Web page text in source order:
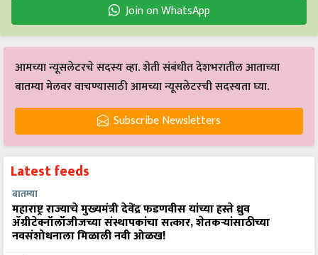
Join on WhatsApp
आमच्या न्यूसलेटरचे सदस्य व्हा. शेती संबंधीत देशभरातील आताच्या
बातम्या मेलवर वाचण्यासाठी आमच्या न्यूसलेटरची सदस्यता घ्या.
Subscribe Newsletters
Latest feeds
बातम्या
महाराष्ट्र राज्याचे मुख्यमंत्री देवेंद्र फडणवीस यांच्या हस्ते ध्रुव
ॲग्रीटेक्नॉलॉजीजच्या संस्थापकांचा सत्कार, शेतकऱ्यांसाठीच्या
नवसंशोधनाला मिळाली नवी ओळख!